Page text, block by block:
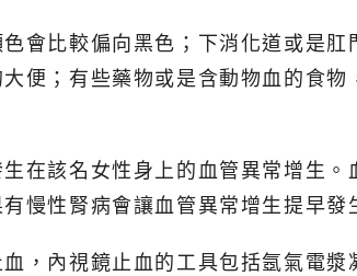
會比較偏向黑色；下消化道或是肛
便；有些藥物或是含動物血的食物
在該名女性身上的血管異常增生。
慢性腎病會讓血管異常增生提早發
，內視鏡止血的工具包括氬氣電漿